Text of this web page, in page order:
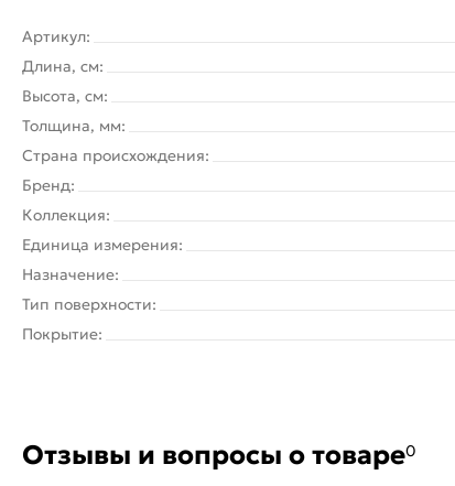
Артикул:
Длина, см:
Высота, см:
Толщина, мм:
Страна происхождения:
Бренд:
Коллекция:
Единица измерения:
Назначение:
Тип поверхности:
Покрытие:
Отзывы и вопросы о товаре0